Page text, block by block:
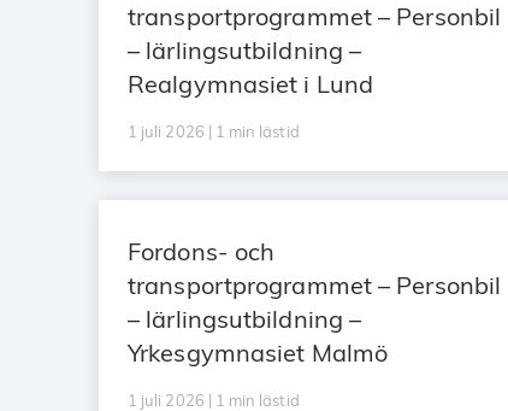
transportprogrammet – Personbil
– lärlingsutbildning –
Realgymnasiet i Lund
1 juli 2026 | 1 min lästid
Fordons- och
transportprogrammet – Personbil
– lärlingsutbildning –
Yrkesgymnasiet Malmö
1 juli 2026 | 1 min lästid